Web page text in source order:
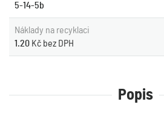
5-14-5b
Náklady na recyklaci
1.20 Kč bez DPH
Popis